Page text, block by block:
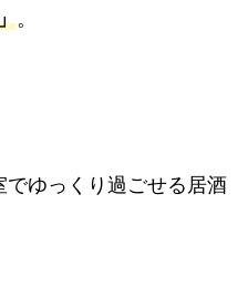
。
ゆっくり過ごせる居酒